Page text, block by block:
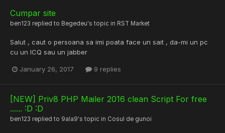
Cumpar site
ben123 replied to Begedeu's topic in RST Market
Salut , caut o persoana sa imi poata face un sait , da-mi un pc
cu un ICQ sau un jabber
January 26, 2017 9 replies
[NEW] Priv8 PHP Mailer 2016 clean Script For free
...... :D :D
ben123 replied to 9ala9's topic in Cosul de gunoi